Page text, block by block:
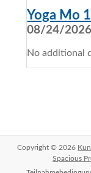
Yoga Mo
08/24/
No additional
Copyright © 2026
Spacious